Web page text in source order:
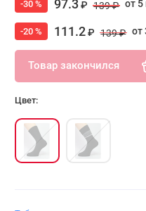
-30 % 97.3₽ 139 ₽ от 5
-20 % 111.2₽ 139 ₽ от
Товар закончился
Цвет: